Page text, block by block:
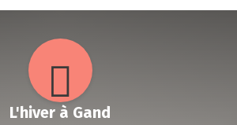
L'hiver à Gand